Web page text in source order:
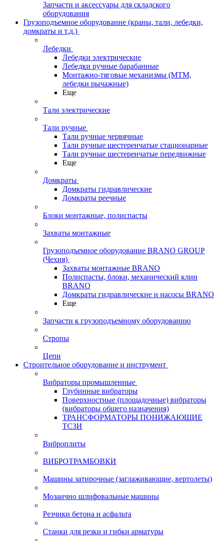
Запчасти и аксессуары для складского
оборудования
Грузоподъемное оборудование (краны, тали, лебедки,
домкраты и т.д.)
Лебедки
Лебедки электрические
Лебедки ручные барабанные
Монтажно-тяговые механизмы (МТМ,
лебедки рычажные)
Еще
Тали электрические
Тали ручные
Тали ручные червячные
Тали ручные шестеренчатые стационарные
Тали ручные шестеренчатые передвижные
Еще
Домкраты
Домкраты гидравлические
Домкраты реечные
Блоки монтажные, полиспасты
Захваты монтажные
Грузоподъемное оборудование BRANO GROUP
(Чехия)
Захваты монтажные BRANO
Полиспасты, блоки, механический клин
BRANO
Домкраты гидравлические и насосы BRANO
Еще
Запчасти к грузоподъемному оборудованию
Стропы
Цепи
Строительное оборудование и инструмент
Вибраторы промышленные
Глубинные вибраторы
Поверхностные (площадочные) вибраторы
(вибраторы общего назначения)
ТРАНСФОРМАТОРЫ ПОНИЖАЮЩИЕ
ТСЗИ
Виброплиты
ВИБРОТРАМБОВКИ
Машины затирочные (заглаживающие, вертолеты)
Мозаично шлифовальные машины
Резчики бетона и асфальта
Станки для резки и гибки арматуры